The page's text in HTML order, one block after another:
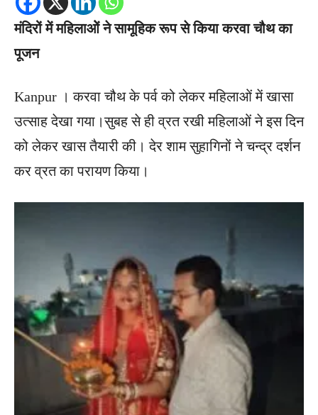
मंदिरों में महिलाओें ने सामूहिक रूप से किया करवा चौथ का
पूजन
Kanpur । करवा चौथ के पर्व को लेकर महिलाओं में खासा
उत्साह देखा गया।सुबह से ही व्रत रखी महिलाओं ने इस दिन
को लेकर खास तैयारी की। देर शाम सुहागिनों ने चन्द्र दर्शन
कर व्रत का परायण किया।